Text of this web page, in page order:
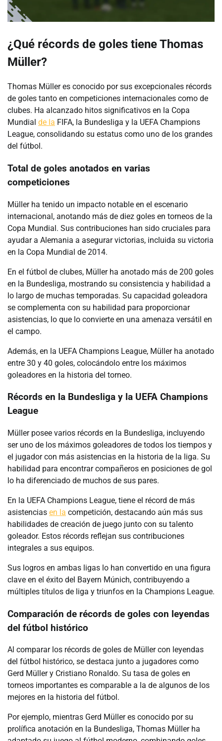
¿Qué récords de goles tiene Thomas
Müller?
Thomas Müller es conocido por sus excepcionales récords
de goles tanto en competiciones internacionales como de
clubes. Ha alcanzado hitos significativos en la Copa
Mundial de la FIFA, la Bundesliga y la UEFA Champions
League, consolidando su estatus como uno de los grandes
del fútbol.
Total de goles anotados en varias
competiciones
Müller ha tenido un impacto notable en el escenario
internacional, anotando más de diez goles en torneos de la
Copa Mundial. Sus contribuciones han sido cruciales para
ayudar a Alemania a asegurar victorias, incluida su victoria
en la Copa Mundial de 2014.
En el fútbol de clubes, Müller ha anotado más de 200 goles
en la Bundesliga, mostrando su consistencia y habilidad a
lo largo de muchas temporadas. Su capacidad goleadora
se complementa con su habilidad para proporcionar
asistencias, lo que lo convierte en una amenaza versátil en
el campo.
Además, en la UEFA Champions League, Müller ha anotado
entre 30 y 40 goles, colocándolo entre los máximos
goleadores en la historia del torneo.
Récords en la Bundesliga y la UEFA Champions
League
Müller posee varios récords en la Bundesliga, incluyendo
ser uno de los máximos goleadores de todos los tiempos y
el jugador con más asistencias en la historia de la liga. Su
habilidad para encontrar compañeros en posiciones de gol
lo ha diferenciado de muchos de sus pares.
En la UEFA Champions League, tiene el récord de más
asistencias en la competición, destacando aún más sus
habilidades de creación de juego junto con su talento
goleador. Estos récords reflejan sus contribuciones
integrales a sus equipos.
Sus logros en ambas ligas lo han convertido en una figura
clave en el éxito del Bayern Múnich, contribuyendo a
múltiples títulos de liga y triunfos en la Champions League.
Comparación de récords de goles con leyendas
del fútbol histórico
Al comparar los récords de goles de Müller con leyendas
del fútbol histórico, se destaca junto a jugadores como
Gerd Müller y Cristiano Ronaldo. Su tasa de goles en
torneos importantes es comparable a la de algunos de los
mejores en la historia del fútbol.
Por ejemplo, mientras Gerd Müller es conocido por su
prolífica anotación en la Bundesliga, Thomas Müller ha